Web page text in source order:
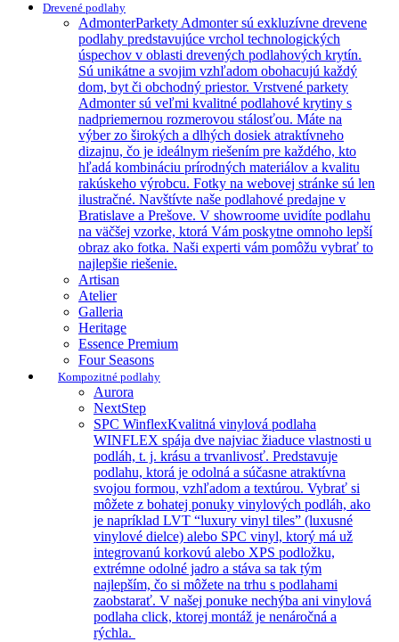
Drevené podlahy
AdmonterParkety Admonter sú exkluzívne drevene
podlahy predstavujúce vrchol technologických
úspechov v oblasti drevených podlahových krytín.
Sú unikátne a svojim vzhľadom obohacujú každý
dom, byt či obchodný priestor. Vrstvené parkety
Admonter sú veľmi kvalitné podlahové krytiny s
nadpriemernou rozmerovou stálosťou. Máte na
výber zo širokých a dlhých dosiek atraktívneho
dizajnu, čo je ideálnym riešením pre každého, kto
hľadá kombináciu prírodných materiálov a kvalitu
rakúskeho výrobcu. Fotky na webovej stránke sú len
ilustračné. Navštívte naše podlahové predajne v
Bratislave a Prešove. V showroome uvidíte podlahu
na väčšej vzorke, ktorá Vám poskytne omnoho lepší
obraz ako fotka. Naši experti vám pomôžu vybrať to
najlepšie riešenie.
Artisan
Atelier
Galleria
Heritage
Essence Premium
Four Seasons
Kompozitné podlahy
Aurora
NextStep
SPC WinflexKvalitná vinylová podlaha
WINFLEX spája dve najviac žiaduce vlastnosti u
podláh, t. j. krásu a trvanlivosť. Predstavuje
podlahu, ktorá je odolná a súčasne atraktívna
svojou formou, vzhľadom a textúrou. Vybrať si
môžete z bohatej ponuky vinylových podláh, ako
je napríklad LVT “luxury vinyl tiles” (luxusné
vinylové dielce) alebo SPC vinyl, ktorý má už
integrovanú korkovú alebo XPS podložku,
extrémne odolné jadro a stáva sa tak tým
najlepším, čo si môžete na trhu s podlahami
zaobstarať. V našej ponuke nechýba ani vinylová
podlaha click, ktorej montáž je nenáročná a
rýchla.